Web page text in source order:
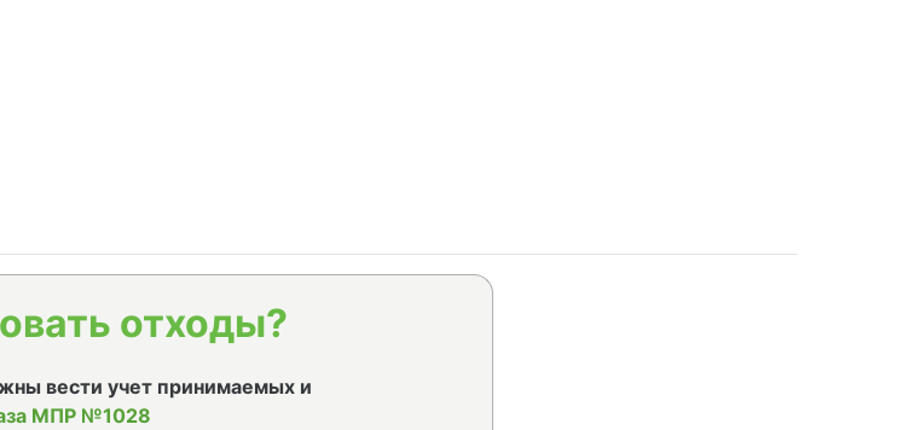
отходы?
вести учет принимаемых и
МПР №1028